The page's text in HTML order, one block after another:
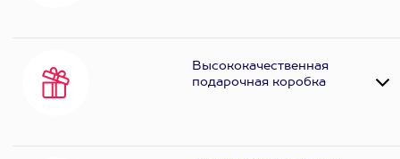
Высококачественная
подарочная коробка